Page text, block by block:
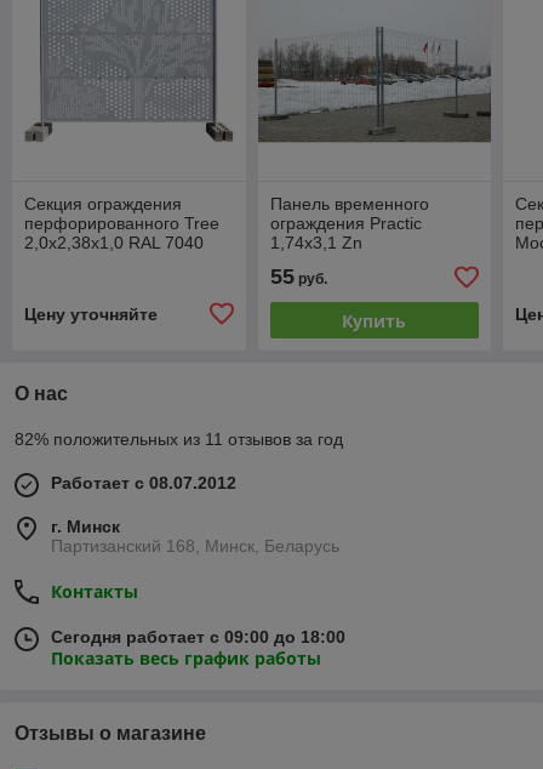
Секция ограждения
перфорированного Tree
2,0х2,38х1,0 RAL 7040
Цену уточняйте
Панель временного
ограждения Practic
1,74х3,1 Zn
55руб.
Купить
О нас
82% положительных из 11 отзывов за год
Работает с 08.07.2012
г. Минск
Партизанский 168, Минск, Беларусь
Контакты
Сегодня работает с 09:00 до 18:00
Показать весь график работы
Отзывы о магазине